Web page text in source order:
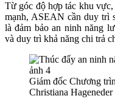
Từ góc độ hợp tác khu
mạnh, ASEAN cần duy trì
là đảm bảo an ninh năng
và duy trì khả năng chi trả
Giám đốc Chương
Christiana Hageneder